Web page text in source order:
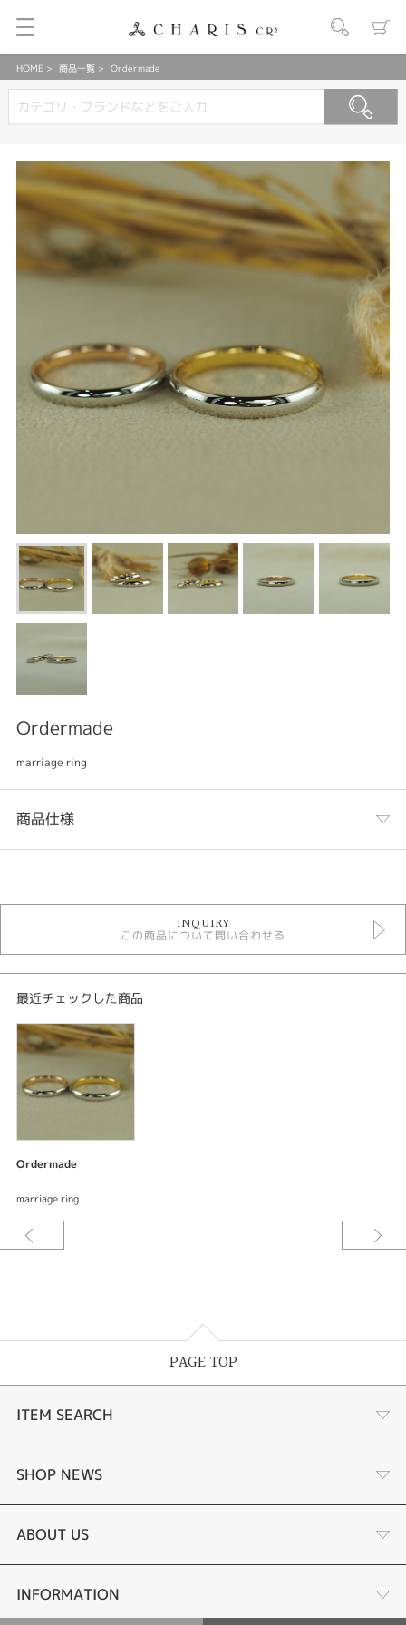
HOME 商品一覧 Ordermade
Ordermade
marriage ring
商品仕様
オーダーメイド結婚指輪
性別
メンズ
デジタルジュエリー ブライダル
結婚指輪
素材：プラチナ900/K18イエローゴールド
幅：約3.0mm
加工：鏡面仕上げ
ご要望をお伺いしながらデザインしてサンプル〈レジン〉を試着できる。何
度でも修正出来て試着できるので出来上がりの満足度が違う。安心してオー
きるコンビネーションモデルの中で特に人気なのがシンプルで内側だけ素材
を変えるこちらのデザインです。おふたりのお好みのカラーにアレンジして
お仕立てしています。[久留米市]
INQUIRY
この商品について問い合わせる
最近チェックした商品
Ordermade
marriage ring
PAGE TOP
ITEM SEARCH
婚約指輪
手作り婚約指輪
結婚指輪
SHOP NEWS
デジタルジュエリー®とは
LINEdeオーダーメイドとは
ABOUT US
会社概要
INFORMATION